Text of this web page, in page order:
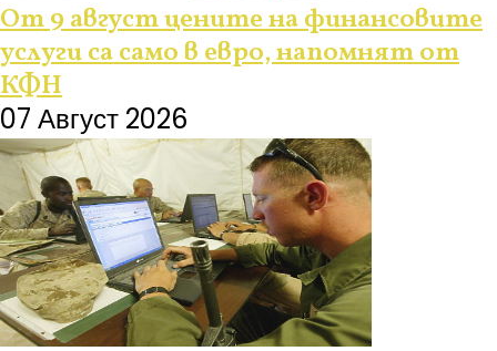
От 9 август цените на финансовите
услуги са само в евро, напомнят от
КФН
07 Август 2026